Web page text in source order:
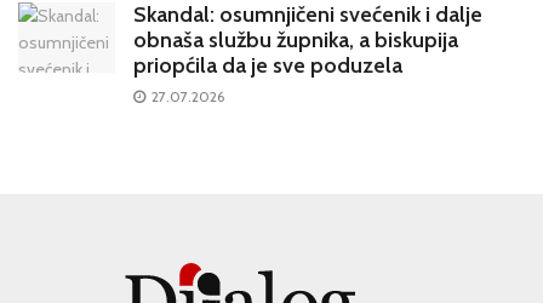
Skandal: osumnjičeni svećenik i dalje
obnaša službu župnika, a biskupija
priopćila da je sve poduzela
27.07.2026